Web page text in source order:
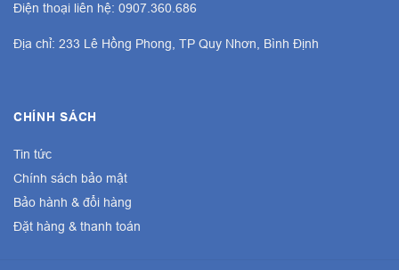
Điện thoại liên hệ: 0907.360.686
Địa chỉ: 233 Lê Hồng Phong, TP Quy Nhơn, Bình Định
CHÍNH SÁCH
Tin tức
Chính sách bảo mật
Bảo hành & đổi hàng
Đặt hàng & thanh toán